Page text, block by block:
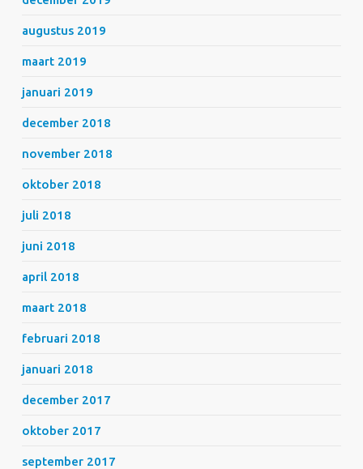
augustus 2019
maart 2019
januari 2019
december 2018
november 2018
oktober 2018
juli 2018
juni 2018
april 2018
maart 2018
februari 2018
januari 2018
december 2017
oktober 2017
september 2017